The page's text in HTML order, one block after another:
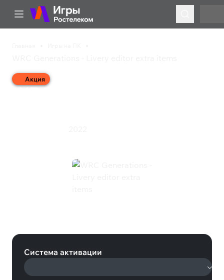
Акция
WRC Generations -
Система активации